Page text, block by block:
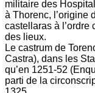
militaire des
à Thorenc, l’origine
castellaras à l’ordre
des lieux.
Le castrum de
Castra), dans les
qu’en 1251-52
parti de la